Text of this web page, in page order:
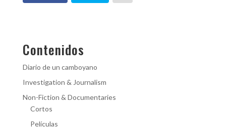
Contenidos
Diario de un camboyano
Investigation & Journalism
Non-Fiction & Documentaries
Cortos
Películas